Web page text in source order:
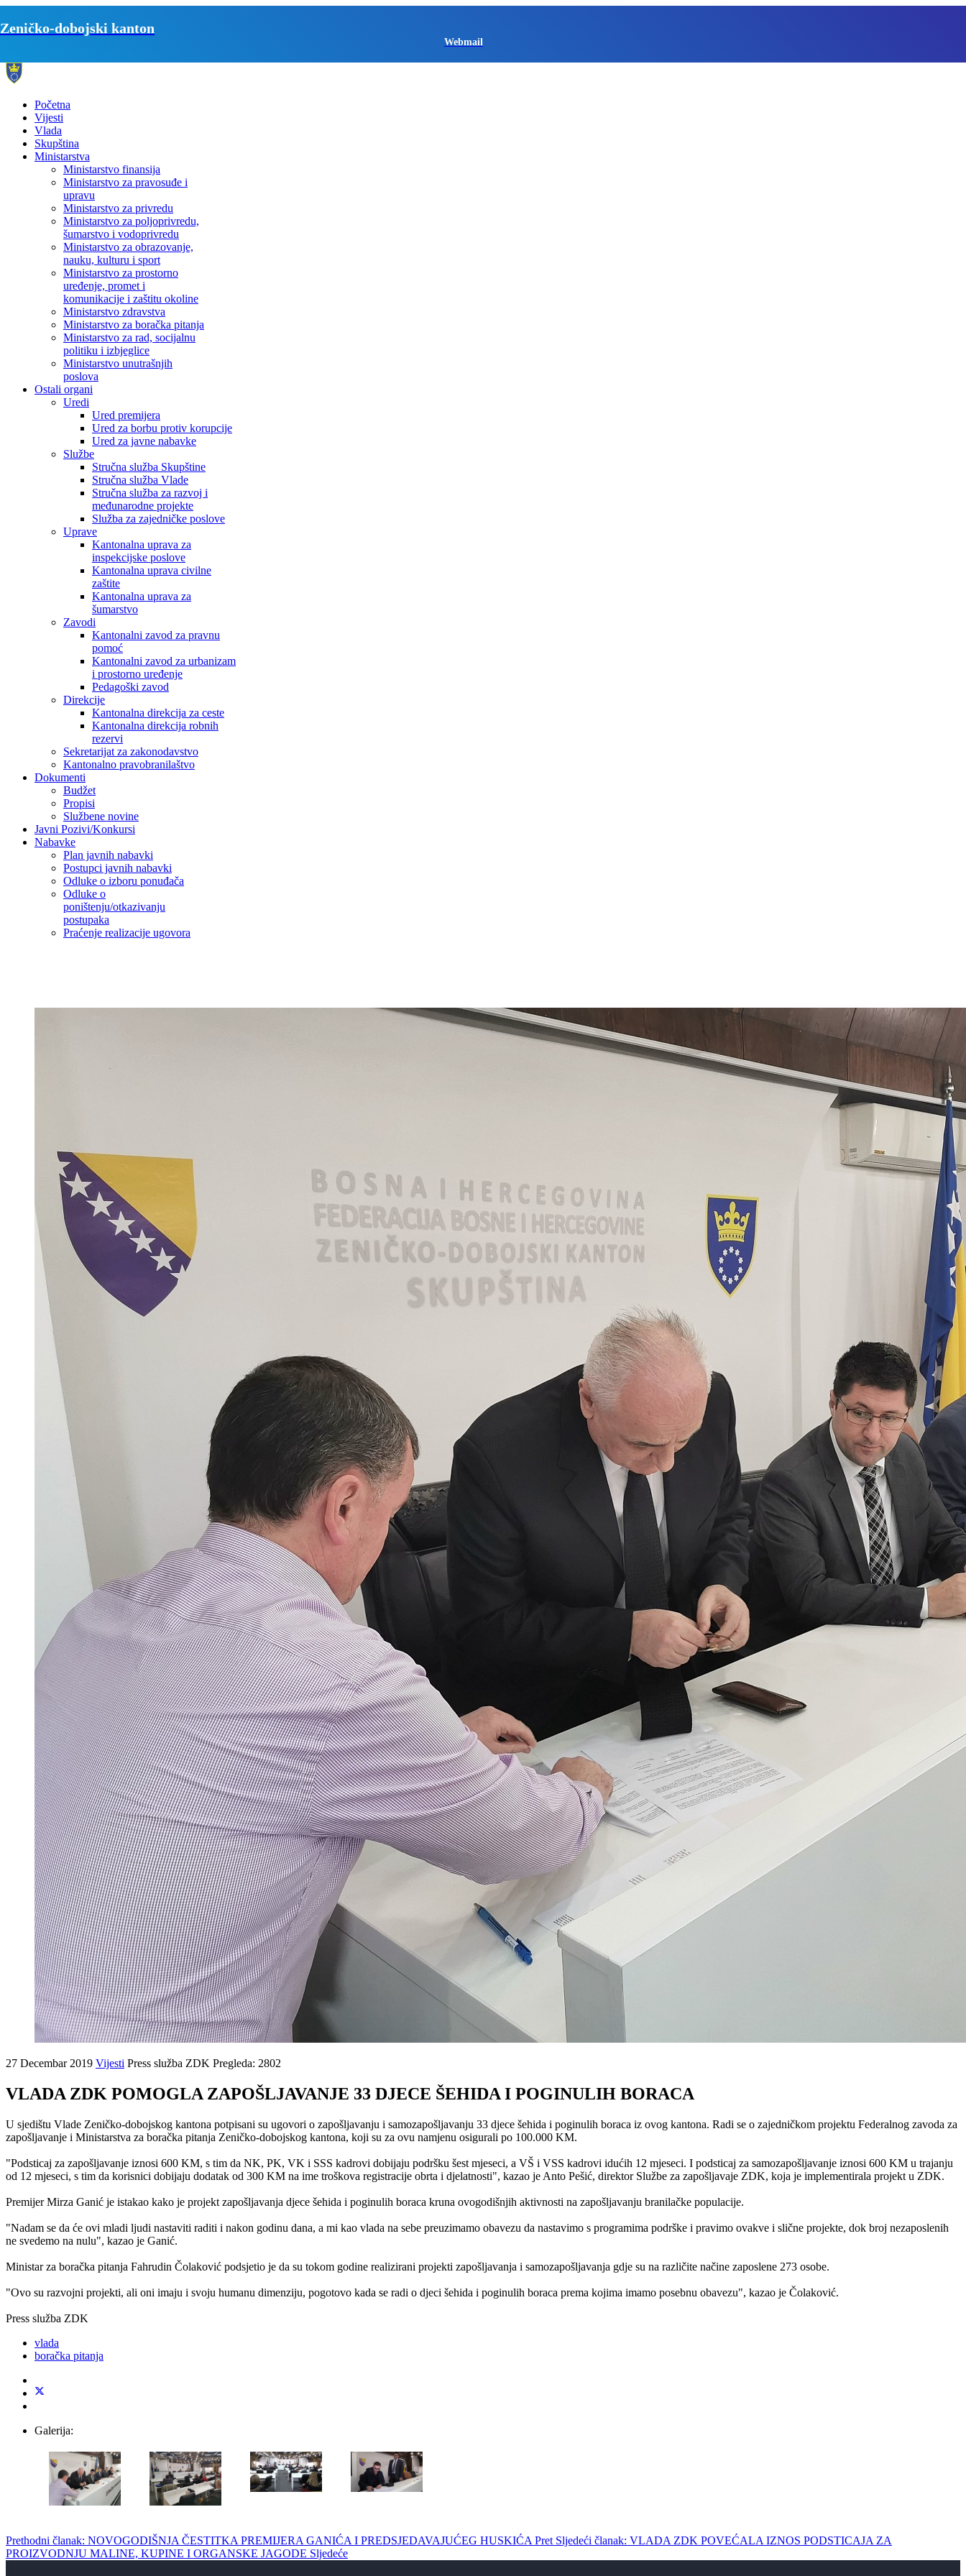
Zeničko-dobojski kanton
Webmail
Početna
Vijesti
Vlada
Skupština
Ministarstva
Ministarstvo finansija
Ministarstvo za pravosuđe i
upravu
Ministarstvo za privredu
Ministarstvo za poljoprivredu,
šumarstvo i vodoprivredu
Ministarstvo za obrazovanje,
nauku, kulturu i sport
Ministarstvo za prostorno
uređenje, promet i
komunikacije i zaštitu okoline
Ministarstvo zdravstva
Ministarstvo za boračka pitanja
Ministarstvo za rad, socijalnu
politiku i izbjeglice
Ministarstvo unutrašnjih
poslova
Ostali organi
Uredi
Ured premijera
Ured za borbu protiv korupcije
Ured za javne nabavke
Službe
Stručna služba Skupštine
Stručna služba Vlade
Stručna služba za razvoj i
međunarodne projekte
Služba za zajedničke poslove
Uprave
Kantonalna uprava za
inspekcijske poslove
Kantonalna uprava civilne
zaštite
Kantonalna uprava za
šumarstvo
Zavodi
Kantonalni zavod za pravnu
pomoć
Kantonalni zavod za urbanizam
i prostorno uređenje
Pedagoški zavod
Direkcije
Kantonalna direkcija za ceste
Kantonalna direkcija robnih
rezervi
Sekretarijat za zakonodavstvo
Kantonalno pravobranilaštvo
Dokumenti
Budžet
Propisi
Službene novine
Javni Pozivi/Konkursi
Nabavke
Plan javnih nabavki
Postupci javnih nabavki
Odluke o izboru ponuđača
Odluke o
poništenju/otkazivanju
postupaka
Praćenje realizacije ugovora
27 Decembar 2019 Vijesti Press služba ZDK Pregleda: 2802
VLADA ZDK POMOGLA ZAPOŠLJAVANJE 33 DJECE ŠEHIDA I POGINULIH BORACA
U sjedištu Vlade Zeničko-dobojskog kantona potpisani su ugovori o zapošljavanju i samozapošljavanju 33 djece šehida i poginulih boraca iz ovog kantona. Radi se o zajedničkom projektu Federalnog zavoda za
zapošljavanje i Ministarstva za boračka pitanja Zeničko-dobojskog kantona, koji su za ovu namjenu osigurali po 100.000 KM.
"Podsticaj za zapošljavanje iznosi 600 KM, s tim da NK, PK, VK i SSS kadrovi dobijaju podršku šest mjeseci, a VŠ i VSS kadrovi idućih 12 mjeseci. I podsticaj za samozapošljavanje iznosi 600 KM u trajanju
od 12 mjeseci, s tim da korisnici dobijaju dodatak od 300 KM na ime troškova registracije obrta i djelatnosti", kazao je Anto Pešić, direktor Službe za zapošljavaje ZDK, koja je implementirala projekt u ZDK.
Premijer Mirza Ganić je istakao kako je projekt zapošljavanja djece šehida i poginulih boraca kruna ovogodišnjih aktivnosti na zapošljavanju branilačke populacije.
"Nadam se da će ovi mladi ljudi nastaviti raditi i nakon godinu dana, a mi kao vlada na sebe preuzimamo obavezu da nastavimo s programima podrške i pravimo ovakve i slične projekte, dok broj nezaposlenih
ne svedemo na nulu", kazao je Ganić.
Ministar za boračka pitanja Fahrudin Čolaković podsjetio je da su tokom godine realizirani projekti zapošljavanja i samozapošljavanja gdje su na različite načine zaposlene 273 osobe.
"Ovo su razvojni projekti, ali oni imaju i svoju humanu dimenziju, pogotovo kada se radi o djeci šehida i poginulih boraca prema kojima imamo posebnu obavezu", kazao je Čolaković.
Press služba ZDK
vlada
boračka pitanja
Galerija:
Prethodni članak: NOVOGODIŠNJA ČESTITKA PREMIJERA GANIĆA I PREDSJEDAVAJUĆEG HUSKIĆA Pret Sljedeći članak: VLADA ZDK POVEĆALA IZNOS PODSTICAJA ZA
PROIZVODNJU MALINE, KUPINE I ORGANSKE JAGODE Sljedeće